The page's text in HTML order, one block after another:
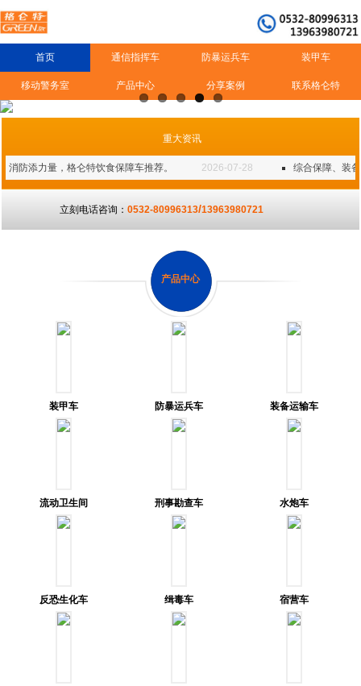
首页 通信指挥车 防暴运兵车 装甲车
移动警务室 产品中心 分享案例 联系格仑特
重大资讯
防添力量，格仑特饮食保障车推荐。 2026-07-28 综合保障、装备
立刻电话咨询：0532-80996313/13963980721
产品中心
装甲车 防暴运兵车 装备运输车
流动卫生间 刑事勘查车 水炮车
反恐生化车 缉毒车 宿营车